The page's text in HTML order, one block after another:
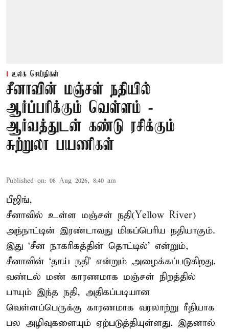
உலக செய்திகள்
சீனாவின் மஞ்சள் நதியில்
ஆர்ப்பரிக்கும் வெள்ளம் -
ஆர்வத்துடன் கண்டு ரசிக்கும்
சுற்றுலா பயணிகள்
Published on: 08 Aug 2026, 8:40 am
பீஜிங்,
சீனாவில் உள்ள மஞ்சள் நதி(Yellow River)
அந்நாட்டின் இரண்டாவது மிகப்பெரிய நதியாகும்.
இது ‘சீன நாகரிகத்தின் தொட்டில்’ என்றும்,
சீனாவின் ‘தாய் நதி’ என்றும் அழைக்கப்படுகிறது.
வண்டல் மண் காரணமாக மஞ்சள் நிறத்தில்
பாயும் இந்த நதி, அதிகப்படியான
வெள்ளப்பெருக்கு காரணமாக வரலாற்று ரீதியாக
பல அழிவுகளையும் ஏற்படுத்தியுள்ளது. இதனால்